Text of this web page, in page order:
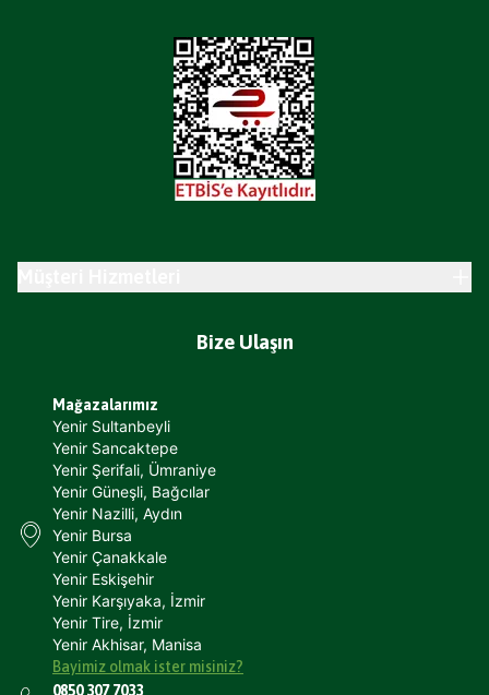
Bize Ulaşın
Mağazalarımız
Yenir Sultanbeyli
Yenir Sancaktepe
Yenir Şerifali, Ümraniye
Yenir Güneşli, Bağcılar
Yenir Nazilli, Aydın
Yenir Bursa
Yenir Çanakkale
Yenir Eskişehir
Yenir Karşıyaka, İzmir
Yenir Tire, İzmir
Yenir Akhisar, Manisa
Bayimiz olmak ister misiniz?
0850 307 7033